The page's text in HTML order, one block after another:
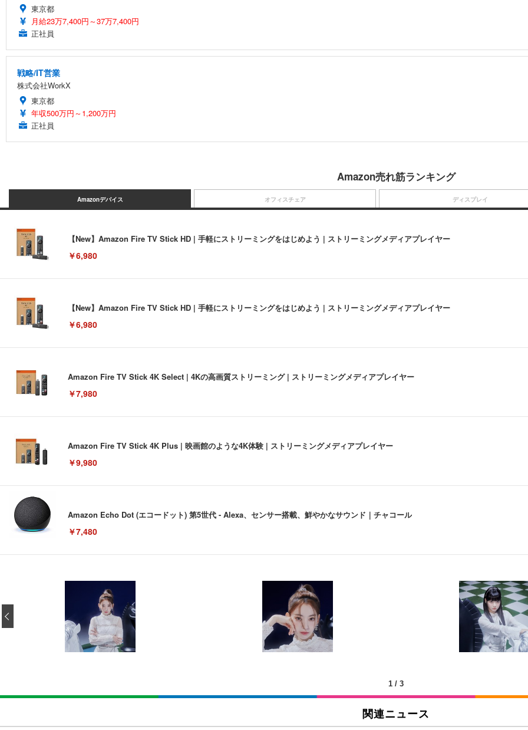
東京都
月給23万7,400円～37万7,400円
正社員
戦略/IT営業
株式会社WorkX
東京都
年収500万円～1,200万円
正社員
Amazon売れ筋ランキング
Amazonデバイス
【New】Amazon Fire TV Stick HD | 手軽にストリーミングをはじめよう | ストリーミングメディアプレイヤー
￥6,980
【New】Amazon Fire TV Stick HD | 手軽にストリーミングをはじめよう | ストリーミングメディアプレイヤー
￥6,980
Amazon Fire TV Stick 4K Select | 4Kの高画質ストリーミング | ストリーミングメディアプレイヤー
￥7,980
Amazon Fire TV Stick 4K Plus | 映画館のような4K体験 | ストリーミングメディアプレイヤー
￥9,980
Amazon Echo Dot (エコードット) 第5世代 - Alexa、センサー搭載、鮮やかなサウンド｜チャコール
￥7,480
オフィスチェア
[EdoErgo] オフィスチェア 椅子 テレワーク 疲れない 跳ね上げ式アームレスト コンパクト 約105度ロッキング pc 事務椅子 360度
(黒網+黒枠+黒足)
￥5,699
ディスプレイ
EIZO ビジネス向けプレミアムモニター | FlexScan EV3240X-WT | 31.5型4K UHD・USB Type-C・ホワイト
￥105,595
Amazonベーシック ペットシーツ 薄型 レギュラー 1回使い捨て 無香料 ホワイト 300枚
￥3,373
1 / 3
関連ニュース